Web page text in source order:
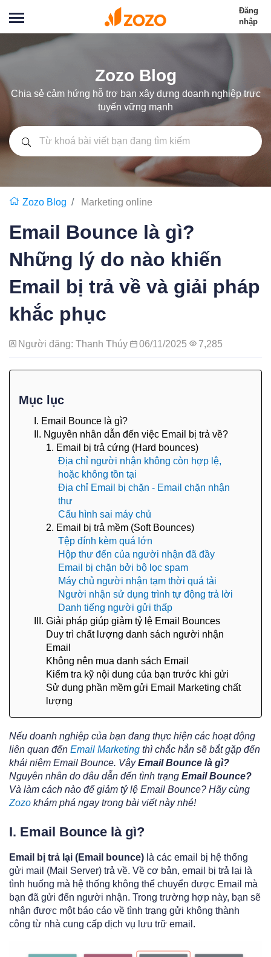
Đăng
nhập
Zozo Blog
Chia sẻ cảm hứng hỗ trợ bạn xây dựng doanh nghiệp trực
tuyến vững mạnh
Zozo Blog Marketing online
Email Bounce là gì?
Những lý do nào khiến
Email bị trả về và giải pháp
khắc phục
Người đăng: Thanh Thúy 06/11/2025 7,285
Mục lục
I. Email Bounce là gì?
II. Nguyên nhân dẫn đến việc Email bị trả về?
1. Email bị trả cứng (Hard bounces)
Địa chỉ người nhận không còn hợp lệ,
hoặc không tồn tại
Địa chỉ Email bị chặn - Email chặn nhận
thư
Cấu hình sai máy chủ
2. Email bị trả mềm (Soft Bounces)
Tệp đính kèm quá lớn
Hộp thư đến của người nhận đã đầy
Email bị chặn bởi bộ lọc spam
Máy chủ người nhận tạm thời quá tải
Người nhận sử dụng trình tự động trả lời
Danh tiếng người gửi thấp
III. Giải pháp giúp giảm tỷ lệ Email Bounces
Duy trì chất lượng danh sách người nhận
Email
Không nên mua danh sách Email
Kiểm tra kỹ nội dung của bạn trước khi gửi
Sử dụng phần mềm gửi Email Marketing chất
lượng
Nếu doanh nghiệp của bạn đang thực hiện các hoạt động
liên quan đến Email Marketing thì chắc hẳn sẽ bắt gặp đến
khái niệm Email Bounce. VậyEmail Bounce là gì?
Nguyên nhân do đâu dẫn đến tình trạng Email Bounce?
Và làm cách nào để giảm tỷ lệ Email Bounce? Hãy cùng
Zozo khám phá ngay trong bài viết này nhé!
I. Email Bounce là gì?
Email bị trả lại (Email bounce) là các email bị hệ thống
gửi mail (Mail Server) trả về. Về cơ bản, email bị trả lại là
tình huống mà hệ thống không thể chuyển được Email mà
bạn đã gửi đến người nhận. Trong trường hợp này, bạn sẽ
nhận được một báo cáo về tình trạng gửi không thành
công từ nhà cung cấp dịch vụ lưu trữ email.